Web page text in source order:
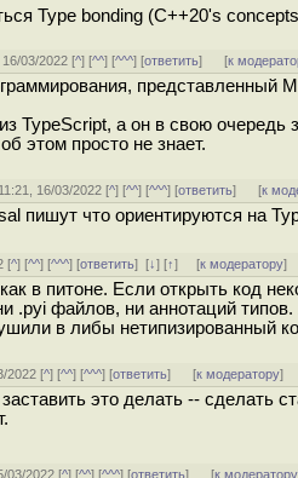
Type bonding (C++20's
16/03/2022 [^] [^^] [^^^] [ответить] [к
представленный
TypeScript, а он в свою очередь
этом просто не знает.
16/03/2022 [^] [^^] [^^^] [ответить] [к
пишут что ориентируются на
[^] [^^] [^^^] [ответить][↓] [↑] [к модератору]
в питоне. Если открыть код
.pyi файлов, ни аннотаций
в либы нетипизированный
2022 [^] [^^] [^^^] [ответить] [к модератору]
это делать -- сделать
03/2022 [^] [^^] [^^^] [ответить] [к модератору